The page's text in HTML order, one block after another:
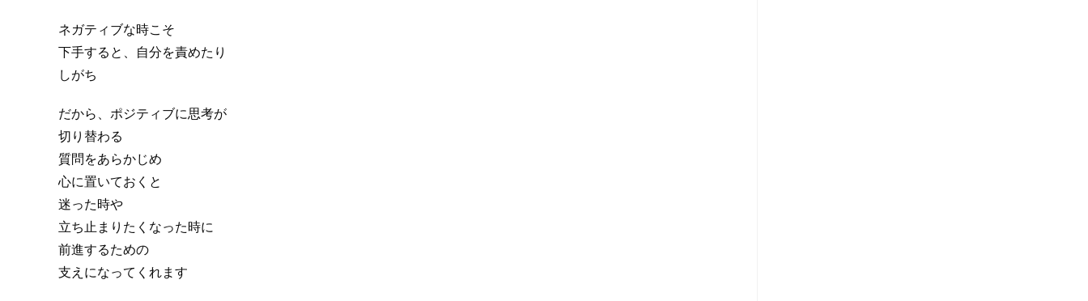
ネガティブな時こそ
下手すると、自分を責めたり
しがち
だから、ポジティブに思考が
切り替わる
質問をあらかじめ
心に置いておくと
迷った時や
立ち止まりたくなった時に
前進するための
支えになってくれます